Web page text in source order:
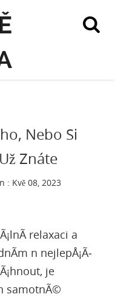
Nebo Si
Znáte
: Kvě 08, 2023
relaxaci a
n nejlepÅ¡Ã­
je
samotnÃ©